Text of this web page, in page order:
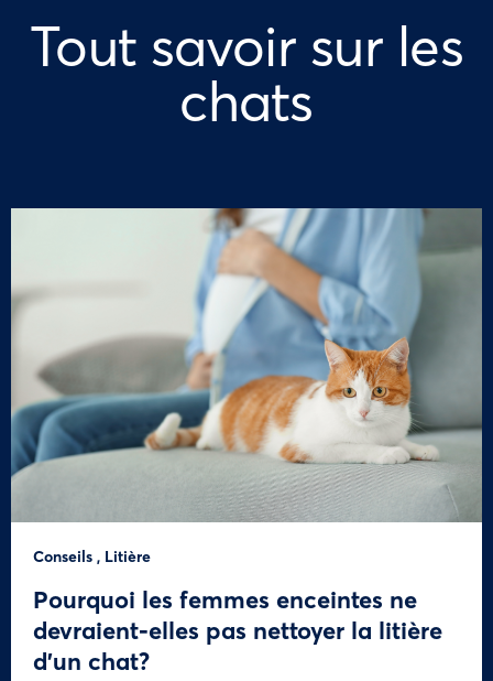
Tout savoir sur les
chats
Conseils , Litière
Pourquoi les femmes enceintes ne
devraient-elles pas nettoyer la litière
d’un chat?